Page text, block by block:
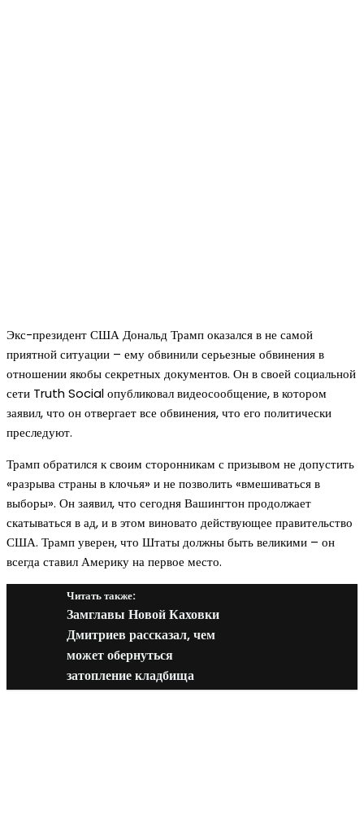
Экс-президент США Дональд Трамп оказался в не самой
приятной ситуации – ему обвинили серьезные обвинения в
отношении якобы секретных документов. Он в своей социальной
сети Truth Social опубликовал видеосообщение, в котором
заявил, что он отвергает все обвинения, что его политически
преследуют.
Трамп обратился к своим сторонникам с призывом не допустить
«разрыва страны в клочья» и не позволить «вмешиваться в
выборы». Он заявил, что сегодня Вашингтон продолжает
скатываться в ад, и в этом виновато действующее правительство
США. Трамп уверен, что Штаты должны быть великими – он
всегда ставил Америку на первое место.
Читать также:
Замглавы Новой Каховки
Дмитриев рассказал, чем
может обернуться
затопление кладбища